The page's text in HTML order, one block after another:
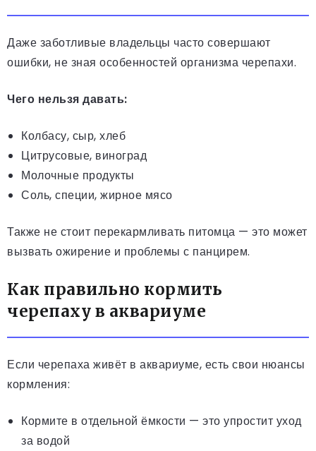
Даже заботливые владельцы часто совершают
ошибки, не зная особенностей организма черепахи.
Чего нельзя давать:
Колбасу, сыр, хлеб
Цитрусовые, виноград
Молочные продукты
Соль, специи, жирное мясо
Также не стоит перекармливать питомца — это может
вызвать ожирение и проблемы с панцирем.
Как правильно кормить
черепаху в аквариуме
Если черепаха живёт в аквариуме, есть свои нюансы
кормления:
Кормите в отдельной ёмкости — это упростит уход
за водой